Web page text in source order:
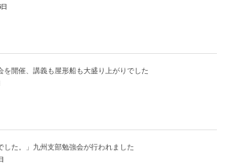
を開催、講義も屋形船も大盛り上がりでした
した。」九州支部勉強会が行われました